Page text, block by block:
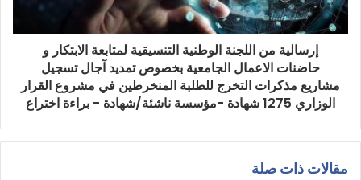
إرسالية من اللجنة الوطنية التنسيقية لمتابعة الابتكار و
حاضنات الاعمال الجامعية بخصوص تمديد آجال تسجيل
مشاريع مذكرات التخرج للطلبة المنخرطين في مشروع القرار
الوزاري 1275 شهادة -مؤسسة ناشئة/شهادة - براءة اختراع
مقالات ذات صلة